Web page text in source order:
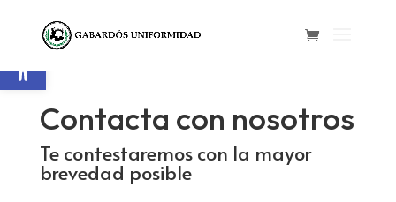
Abrir barra de herramientas
Contacta con nosotros
Te contestaremos con la mayor
brevedad posible